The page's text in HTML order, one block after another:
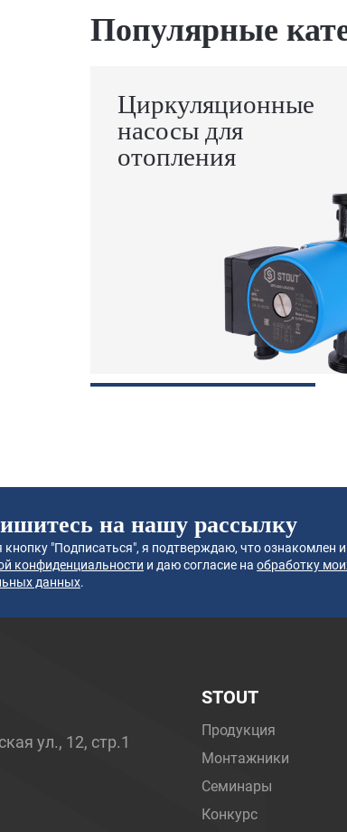
Популярные
Циркуляционные
насосы для
отопления
на нашу рассылку
"Подписаться", я подтверждаю, что ознакомлен и
конфиденциальности и даю согласие на обработку
данных.
ул., 12, стр.1
STOUT
Продукция
Монтажники
Семинары
Конкурс